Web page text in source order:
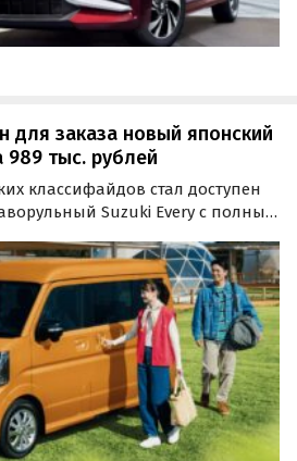
для заказа новый японский
989 тыс. рублей
классифайдов стал доступен
Suzuki Every с полным
сообщает издание